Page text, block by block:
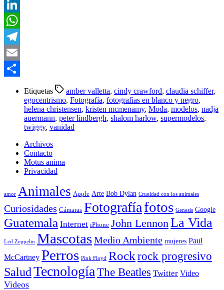
Twitter
LinkedIn
WhatsApp
Telegram
Email
Etiquetas amber valletta, cindy crawford, claudia schiffer,
egocentrismo, Fotografía, fotografías en blanco y negro,
helena christensen, kristen mcmenamy, Moda, modelos, nadja
auermann, peter lindbergh, shalom harlow, supermodelos,
twiggy, vanidad
Archivos
Contacto
Motus anima
Privacidad
amor Animales Apple Arte Bob Dylan Crueldad con los animales
Curiosidades Cámaras Fotografíafotos Genesis Google
Guatemala Internet iPhone John Lennon La Vida
Led Zeppelin MascotasMedio Ambiente mujeres Paul
McCartney Perros Pink Floyd Rock rock progresivo
SaludTecnología The Beatles Twitter Video
Videos